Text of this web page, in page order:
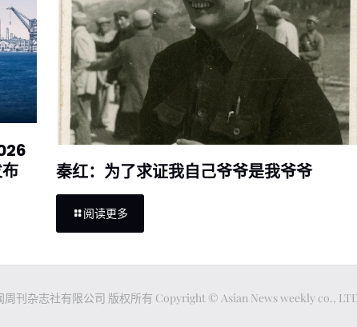
秦红：为了求证我自己爷爷是我爷爷
阅读更多
周刊杂志社有限公司 版权所有 Copyright © Asian News weekly co.,